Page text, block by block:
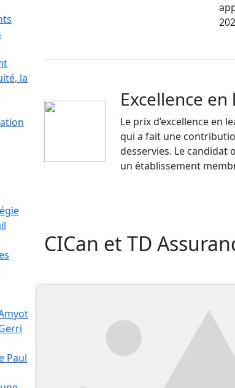
la
Paul
Excellence
Le prix d’excellence en
qui a fait une
desservies. Le
un établissement
CICan et TD